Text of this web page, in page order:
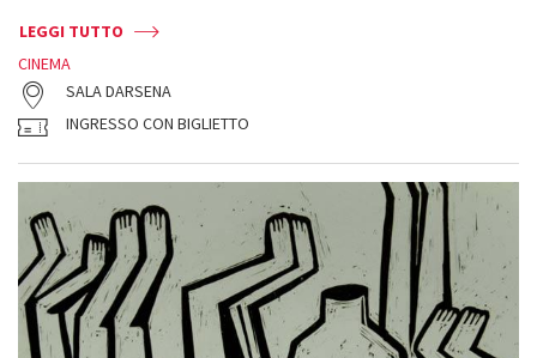
LEGGI TUTTO
CINEMA
SALA DARSENA
INGRESSO CON BIGLIETTO